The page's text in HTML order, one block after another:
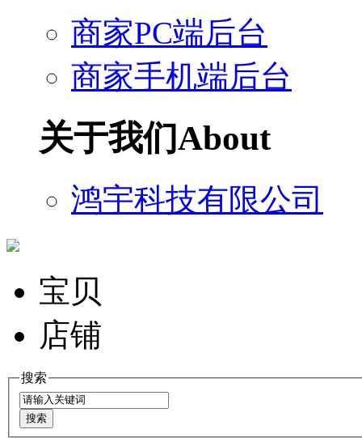
商家PC端后台
商家手机端后台
关于我们About
鸿宇科技有限公司
宝贝
店铺
搜索